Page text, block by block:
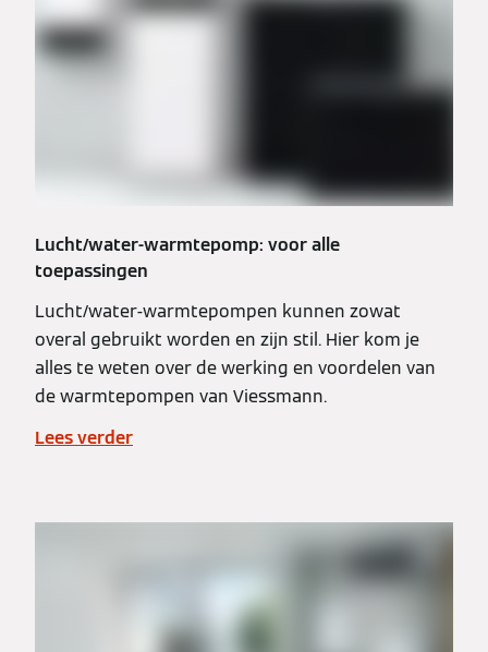
Lucht/water-warmtepomp: voor alle
toepassingen
Lucht/water-warmtepompen kunnen zowat
overal gebruikt worden en zijn stil. Hier kom je
alles te weten over de werking en voordelen van
de warmtepompen van Viessmann.
Lees verder